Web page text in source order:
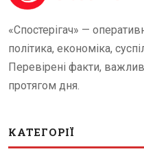
«Спостерігач» —
політика, економіка,
Перевірені факти,
протягом дня.
КАТЕГОРІЇ